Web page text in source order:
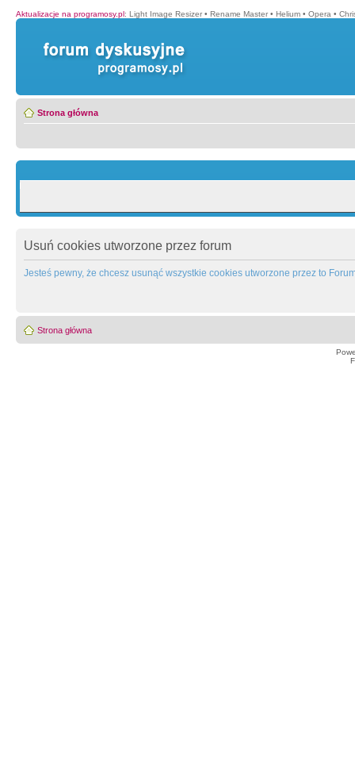
Aktualizacje na programosy.pl: Light Image Resizer • Rename Master • Helium • Opera •
Strona główna
Usuń cookies utworzone przez forum
Jesteś pewny, że chcesz usunąć wszystkie cookies utworzone przez to
Strona główna